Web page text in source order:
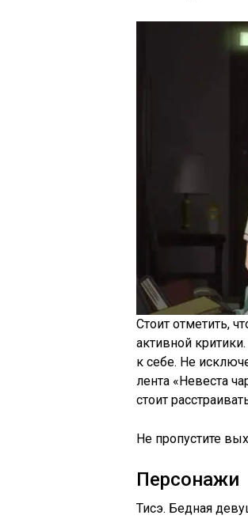
Стоит отметить,
активной
к себе. Не
лента «Невеста
стоит
Не пропустите
Персонажи
Тисэ. Бедная